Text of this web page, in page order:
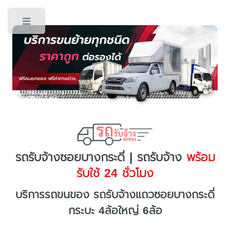
รถรับจ้างซอยบางกระดี่ | รถรับจ้างพร้อม
รับใช้ 24 ชั่วโมง
บริการรถขนของ รถรับจ้างแถวซอยบางกระดี่
กระบะ 4ล้อใหญ่ 6ล้อ
Toggle